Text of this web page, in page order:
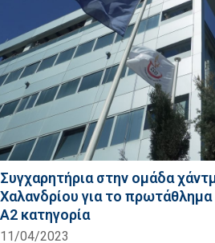
Συγχαρητήρια στην ομάδα
Χαλανδρίου για το πρωτάθλημα
Α2 κατηγορία
11/04/2023